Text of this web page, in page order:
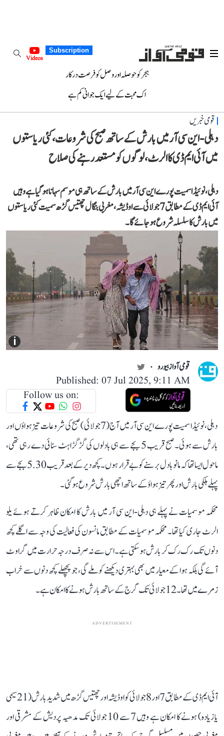
Subscription
Videos
ہجر کو حوصلہ اور وصل کو فرصت درکار
اک محبت کے لیے ایک جوانی کم ہے
قومی خبریں
دہلی-این سی آر میں بارش کے ساتھ صبح کی شروعات، کئی ریاستوں
میں آئی ایم ڈی کا الرٹ، لوگوں کو مستعد رہنے کی صلاح
دہلی، نوئیڈا سمیت پورے این سی آر میں بارش کے ساتھ ہی موسم سہانا ہو گیا ہے وہیں
آئی ایم ڈی کے مطابق 7 جولائی سے اوڈیشہ، مغربی بنگال چھتیس گڑھ سمیت کئی ریاستوں
میں بارش کا سلسلہ شروع ہو جائے گا۔
i
قومی آواز بیورو
Published: 07 Jul 2025, 9:11 AM
Follow us on:
دہلی، نوئیڈا سمیت پورے این سی آر میں آج (7 جولائی) صبح کی شروعات تیز ہواؤں اور
بارش سے ہوئی۔ صبح قریب 5 بجے سے ہی بادلوں کی گڑگڑاہٹ سنائی دے رہی تھی،
ماحول ایسا تھا کہ مانو بادل برسنے کو بے قرار ہوں۔ کچھ دیر کے بعد قریب 5.30 بجے سے
پہلے ہلکی بارش اور پھر تیز ہواؤ کے ساتھ اچھی بارش شروع ہو گئی۔
محکمہ موسمیات نے پہلے ہی دہلی-این سی آر میں بارش کا امکان ظاہر کرتے ہوئے یلو
الرٹ جاری کیا تھا۔ محکمہ موسمیات کے مطابق مانسون کی فعالیت کی وجہ سے اگلے کچھ
دنوں تک رک رک کر بارش ہو سکتی ہے۔ اس سے نہ صرف درجہ حرارت میں گراوٹ
آئے گی بلکہ ہوا کے معیار میں بھی بہتری دیکھنے کو ملے گی، جو پچھلے کچھ دنوں سے خراب
زمرے میں تھا۔ 12 جولائی تک گرج کے ساتھ بارش ہونے کا امکان ہے۔
ADVERTISEMENT
آئی ایم ڈی کے مطابق 7 اور 8 جولائی کو اوڈیشہ اور چھتیس گڑھ میں شدید بارش (21 سیمی
یا زیادہ) ہونے کا امکان ہے وہیں 7 سے 10 جولائی تک مدھیہ پردیش کے مشرقی اور